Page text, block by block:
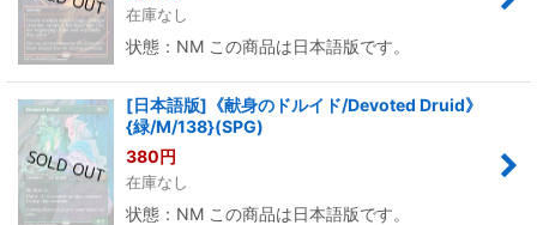
在庫なし
状態：NM この商品は日本語版です。
[日本語版]《献身のドルイド/Devoted Druid》
{緑/M/138}(SPG)
380円
在庫なし
状態：NM この商品は日本語版です。